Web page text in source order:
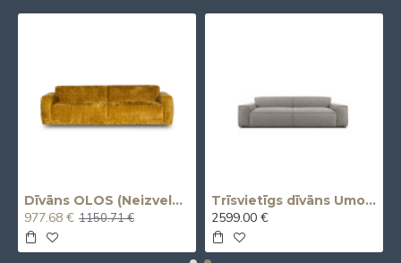
Dīvāns OLOS (Neizvelkams) (Trīsvietīgs)
977.68 € 1150.71 €
Trīsvietīgs dīvāns Umo X (Izvelkams, elektrisks)
2599.00 €